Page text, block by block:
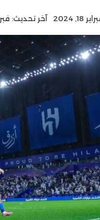
18, 2024 آخر تحديث: فبراير